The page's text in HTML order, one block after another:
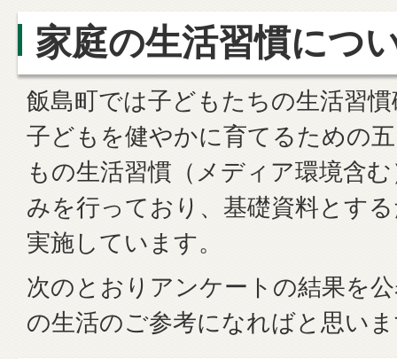
家庭の生活習慣につ
飯島町では子どもたちの生活習
子どもを健やかに育てるための
もの生活習慣（メディア環境含
みを行っており、基礎資料とす
実施しています。
次のとおりアンケートの結果を
の生活のご参考になればと思い